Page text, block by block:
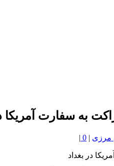
به سفارت آمریکا‌
مرزی |
0
|